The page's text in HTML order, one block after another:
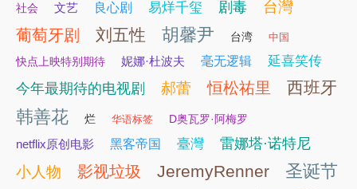
社会 文艺 良心剧 易烊千玺 剧毒 台灣
葡萄牙剧 刘五性 胡馨尹 台湾 中国
快点上映特别期待 妮娜·杜波夫 毫无逻辑 延喜笑传
今年最期待的电视剧 郝蕾 恒松祐里 西班牙
韩善花 烂 华语标签 D奥瓦罗·阿梅罗
netflix原创电影 黑客帝国 臺灣 雷娜塔·诺特尼
小人物 影视垃圾 JeremyRenner 圣诞节